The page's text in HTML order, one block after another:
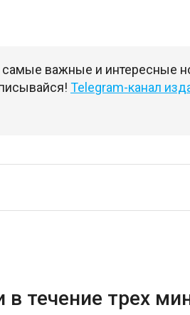
важные и интересные
Telegram-канал
течение трех